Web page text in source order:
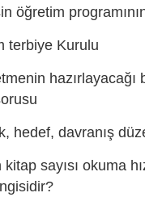
öğretim
terbiye Kurulu
hedef, davranış
sayısı okuma